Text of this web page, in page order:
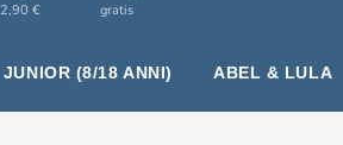
2,90 € gratis
JUNIOR (8/18 ANNI) ABEL & LULA